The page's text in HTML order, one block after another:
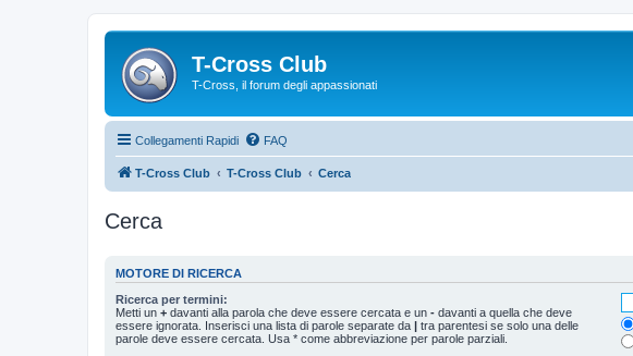
T-Cross Club
T-Cross, il forum degli appassionati
Collegamenti Rapidi FAQ
T-Cross Club T-Cross Club Cerca
Cerca
MOTORE DI RICERCA
Ricerca per termini:
Metti un + davanti alla parola che deve essere cercata e un - davanti a quella che deve
essere ignorata. Inserisci una lista di parole separate da | tra parentesi se solo una delle
parole deve essere cercata. Usa * come abbreviazione per parole parziali.